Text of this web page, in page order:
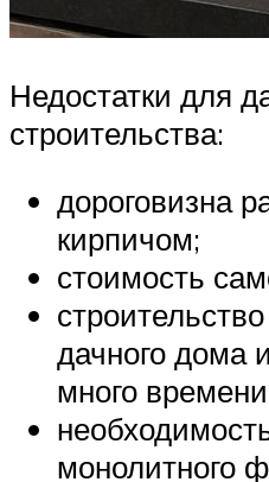
Недостатки для
строительства:
дороговизна
кирпичом;
стоимость
дачного дома
много
монолитного